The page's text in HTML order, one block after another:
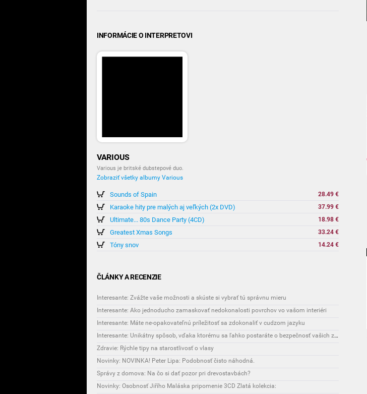
INFORMÁCIE O INTERPRETOVI
VARIOUS
Various je britské dubstepové duo.
Zobraziť všetky albumy Various
Sounds of Spain 28.49 €
Karaoke hity pre malých aj veľkých (2x DVD) 37.99 €
Ultimate... 80s Dance Party (4CD) 18.98 €
Greatest Xmas Songs 33.24 €
Tóny snov 14.24 €
ČLÁNKY A RECENZIE
Interesante: Zvážte vaše možnosti a skúste si vybrať tú správnu mieru
Interesante: Ako jednoducho zamaskovať nedokonalosti povrchov vo vašom interiéri
Interesante: Máte ne-opakovateľnú príležitosť sa zdokonaliť v cudzom jazyku
Interesante: Unikátny spôsob, vďaka ktorému sa ľahko postaráte o bezpečnosť vašich zásielok
Zdravie: Rýchle tipy na starostlivosť o vlasy
Novinky: NOVINKA! Peter Lipa: Podobnosť čisto náhodná.
Správy z domova: Na čo si dať pozor pri drevostavbách?
Novinky: Osobnosť Jiřího Maláska pripomenie 3CD Zlatá kolekcia: